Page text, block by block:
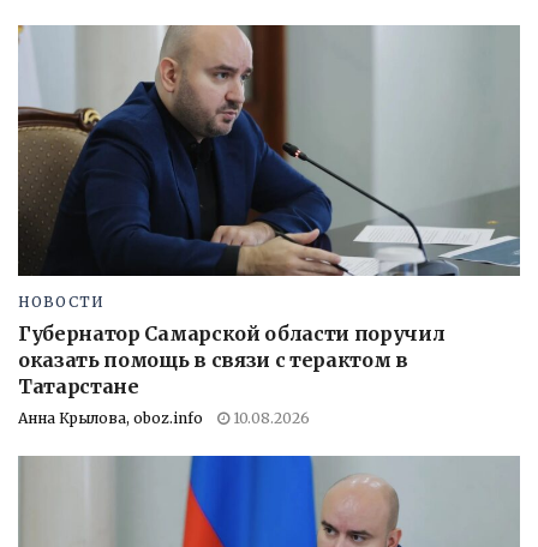
НОВОСТИ
Губернатор Самарской области поручил
оказать помощь в связи с терактом в
Татарстане
Анна Крылова, oboz.info 10.08.2026